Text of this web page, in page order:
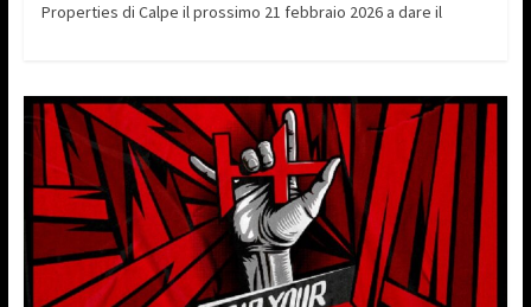
Properties di Calpe il prossimo 21 febbraio 2026 a dare il